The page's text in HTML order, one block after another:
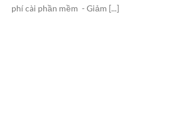
phí cài phần mềm - Giảm [...]